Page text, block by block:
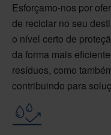
Esforçamo-nos por
de reciclar no seu
o nível certo de
da forma mais
resíduos, como
contribuindo para